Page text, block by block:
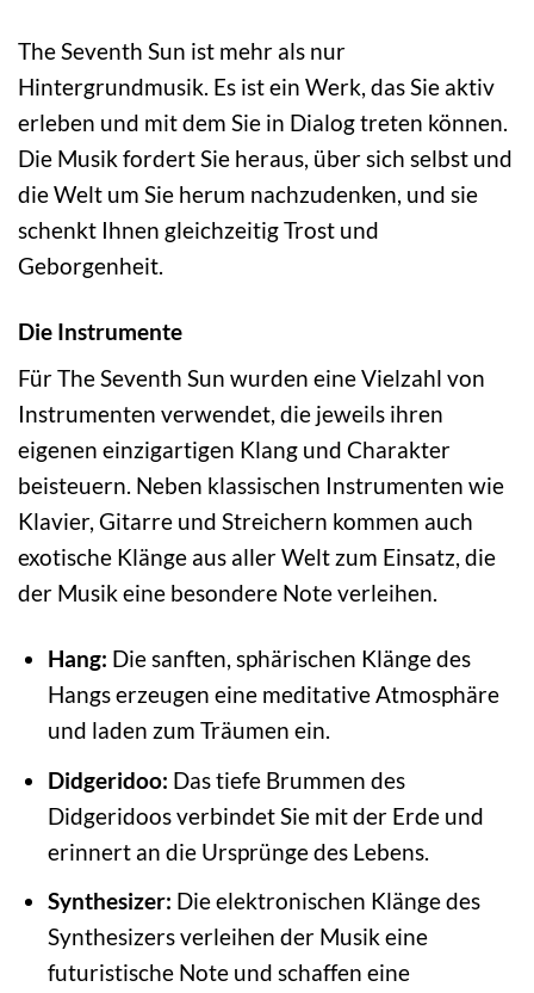
The Seventh Sun ist mehr als nur
Hintergrundmusik. Es ist ein Werk, das Sie aktiv
erleben und mit dem Sie in Dialog treten können.
Die Musik fordert Sie heraus, über sich selbst und
die Welt um Sie herum nachzudenken, und sie
schenkt Ihnen gleichzeitig Trost und
Geborgenheit.
Die Instrumente
Für The Seventh Sun wurden eine Vielzahl von
Instrumenten verwendet, die jeweils ihren
eigenen einzigartigen Klang und Charakter
beisteuern. Neben klassischen Instrumenten wie
Klavier, Gitarre und Streichern kommen auch
exotische Klänge aus aller Welt zum Einsatz, die
der Musik eine besondere Note verleihen.
Hang: Die sanften, sphärischen Klänge des
Hangs erzeugen eine meditative Atmosphäre
und laden zum Träumen ein.
Didgeridoo: Das tiefe Brummen des
Didgeridoos verbindet Sie mit der Erde und
erinnert an die Ursprünge des Lebens.
Synthesizer: Die elektronischen Klänge des
Synthesizers verleihen der Musik eine
futuristische Note und schaffen eine